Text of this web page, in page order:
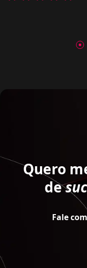
Quero
de
Fale